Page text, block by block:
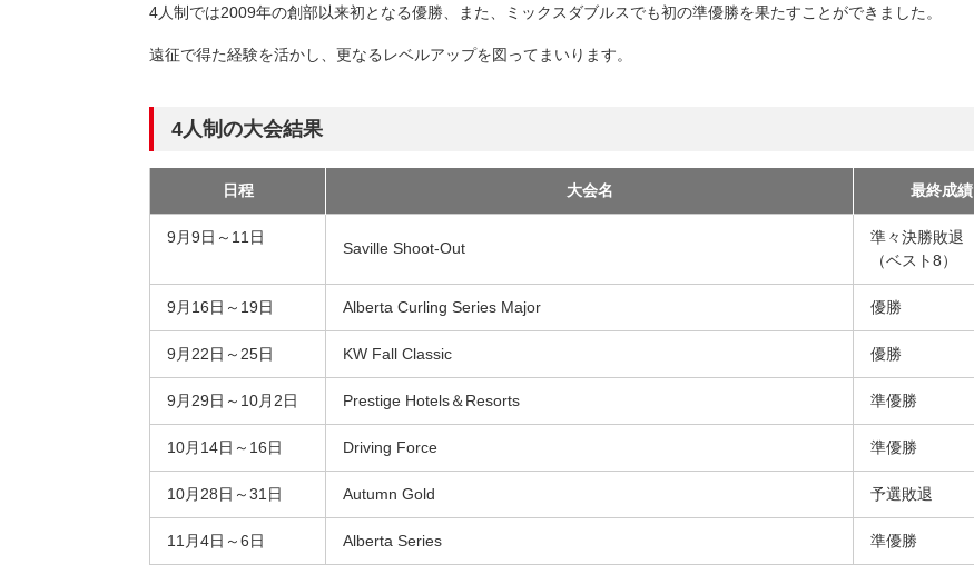
4人制では2009年の創部以来初となる優勝、また、ミックスダブルスでも初の準優勝を果たすことができました。
遠征で得た経験を活かし、更なるレベルアップを図ってまいります。
4人制の大会結果
日程 大会名 最終成績
9月9日～11日
Saville Shoot-Out
準々決勝敗退
（ベスト8）
9月16日～19日 Alberta Curling Series Major 優勝
9月22日～25日 KW Fall Classic 優勝
9月29日～10月2日 Prestige Hotels＆Resorts 準優勝
10月14日～16日 Driving Force 準優勝
10月28日～31日 Autumn Gold 予選敗退
11月4日～6日 Alberta Series 準優勝